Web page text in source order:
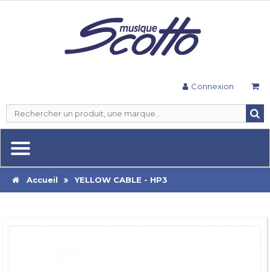
Connexion
Accueil YELLOW CABLE - HP3